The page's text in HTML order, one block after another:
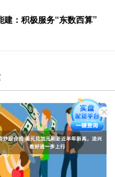
：积极服务“东数西算”